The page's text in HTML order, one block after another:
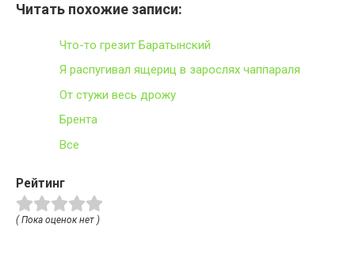
Читать похожие записи:
Что-то грезит Баратынский
Я распугивал ящериц в зарослях чаппараля
От стужи весь дрожу
Брента
Все
Рейтинг
( Пока оценок нет )